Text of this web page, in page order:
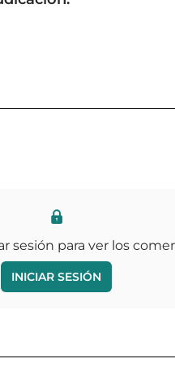
sesión para ver los
INICIAR SESIÓN